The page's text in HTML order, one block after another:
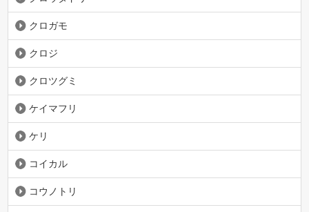
クロガモ
クロジ
クロツグミ
ケイマフリ
ケリ
コイカル
コウノトリ